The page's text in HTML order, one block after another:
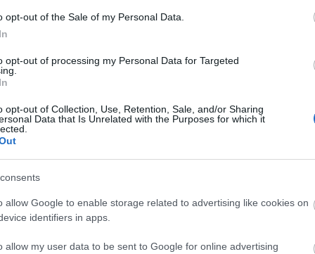
opt-out of the Sale of my Personal Data.
opt-out of processing my Personal Data for Targeted
opt-out of Collection, Use, Retention, Sale, and/or Sharing
Data that Is Unrelated with the Purposes for which it
allow Google to enable storage related to advertising like cookies on
identifiers in apps.
allow my user data to be sent to Google for online advertising
(Orfeo zenészcsoport, Kiss Feri,
friss bakelit megjelenései), csak hogy
túl: itt is pontosan az ment, mint a
egy Bakelitszomj Bónusz fejezet is tíz alap
2013-as könyvének tematikájára.
titkára, már ami a kecskejóllakást és a
gyakorlatilag minden lényegest megtudunk
van itt megmozgatva, miközben ez
és az irodalmi élvezet rovására. Ráadásul
reflektív és ön-reflektív iróniája lengi át, és ez
valljuk be, ennek a kelet-európai abszurdban
de az utólagos feldolgozásához is
tehát minden rétegében működőképes, és a
hivatkozások és tények mögött húzódó
a gyarlóságokat, a gyorsan jött
sztorikat és tragédiákat, és mindezek felett a
rajongóra. Alapmű.